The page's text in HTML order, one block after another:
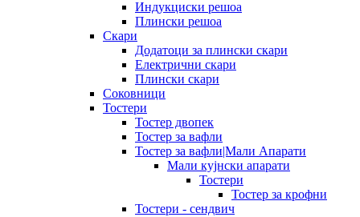
Индукциски решоа
Плински решоа
Скари
Додатоци за плински скари
Електрични скари
Плински скари
Соковници
Тостери
Тостер двопек
Тостер за вафли
Тостер за вафли|Мали Апарати
Мали кујнски апарати
Тостери
Тостер за крофни
Тостери - сендвич